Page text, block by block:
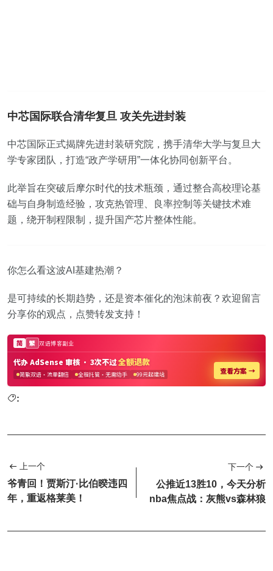
中芯国际联合清华复旦 攻关先进封装
中芯国际正式揭牌先进封装研究院，携手清华大学与复旦大
学专家团队，打造“政产学研用”一体化协同创新平台。
此举旨在突破后摩尔时代的技术瓶颈，通过整合高校理论基
础与自身制造经验，攻克热管理、良率控制等关键技术难
题，绕开制程限制，提升国产芯片整体性能。
你怎么看这波AI基建热潮？
是可持续的长期趋势，还是资本催化的泡沫前夜？欢迎留言
分享你的观点，点赞转发支持！
:
上一个
爷青回！贾斯汀·比伯暌违四
年，重返格莱美！
下一个
公推近13胜10，今天分析
nba焦点战：灰熊vs森林狼